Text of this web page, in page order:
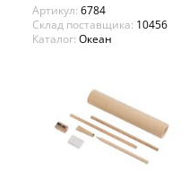
Артикул: 6784
Склад поставщика: 10456
Каталог: Океан